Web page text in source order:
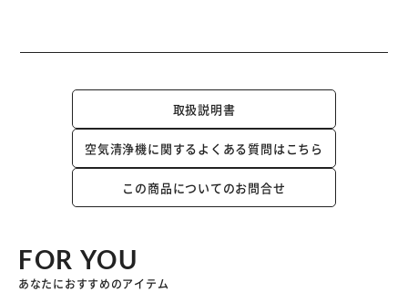
取扱説明書
空気清浄機に関するよくある質問はこちら
この商品についてのお問合せ
FOR YOU
あなたにおすすめのアイテム